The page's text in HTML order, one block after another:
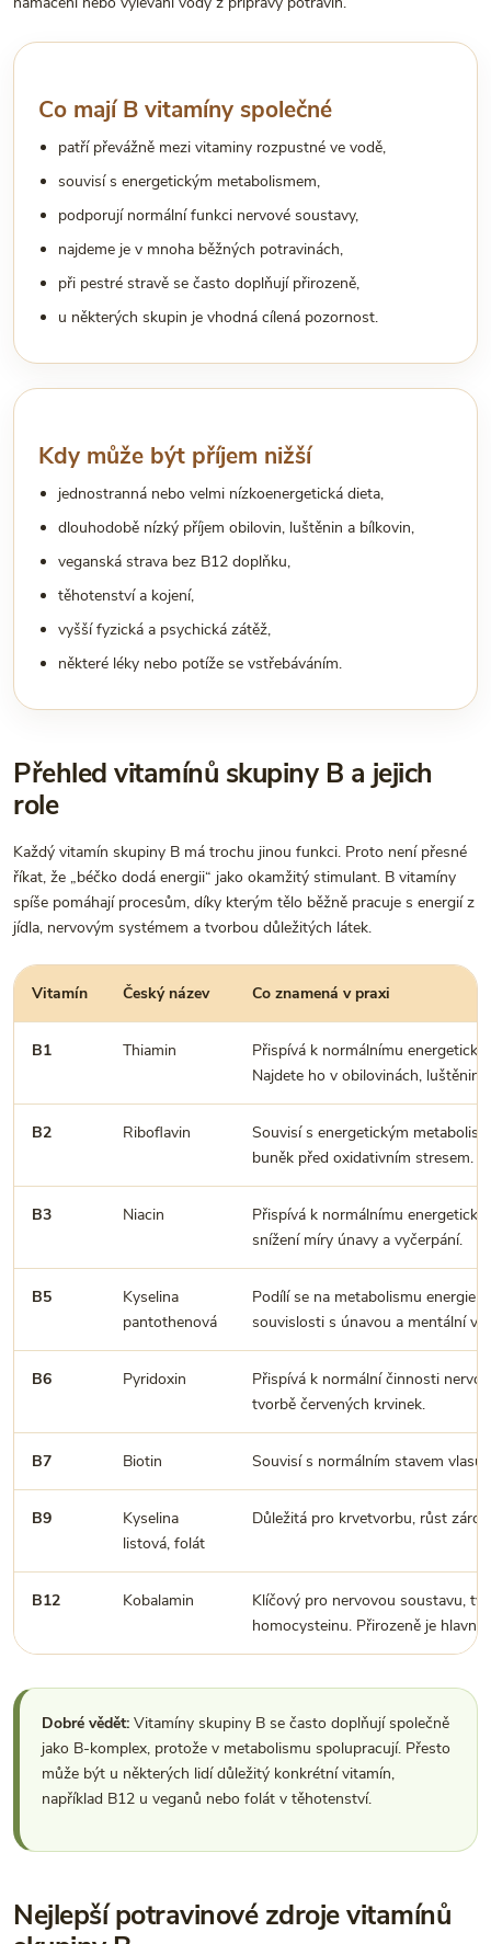
Co mají B vitamíny společné
patří převážně mezi vitaminy rozpustné ve vodě,
souvisí s energetickým metabolismem,
podporují normální funkci nervové soustavy,
najdeme je v mnoha běžných potravinách,
při pestré stravě se často doplňují přirozeně,
u některých skupin je vhodná cílená pozornost.
Kdy může být příjem nižší
jednostranná nebo velmi nízkoenergetická dieta,
dlouhodobě nízký příjem obilovin, luštěnin a bílkovin,
veganská strava bez B12 doplňku,
těhotenství a kojení,
vyšší fyzická a psychická zátěž,
některé léky nebo potíže se vstřebáváním.
Přehled vitamínů skupiny B a jejich
role
Každý vitamín skupiny B má trochu jinou funkci. Proto není přesné
říkat, že „béčko dodá energii“ jako okamžitý stimulant. B vitamíny
spíše pomáhají procesům, díky kterým tělo běžně pracuje s energií z
jídla, nervovým systémem a tvorbou důležitých látek.
Vitamín Český název Co znamená v praxi
B1 Thiamin
Přispívá k normálnímu
Najdete ho v obilovinách,
B2 Riboflavin
Souvisí s energetickým
buněk před oxidativním stresem.
B3 Niacin
Přispívá k normálnímu
snížení míry únavy a vyčerpání.
B5
Kyselina
pantothenová
Podílí se na metabolismu energie
souvislosti s únavou a mentální
B6 Pyridoxin
Přispívá k normální činnosti
tvorbě červených krvinek.
B7 Biotin Souvisí s normálním stavem
B9
Kyselina
listová, folát
Důležitá pro krvetvorbu, růst
B12 Kobalamin
Klíčový pro nervovou soustavu,
homocysteinu. Přirozeně je
Dobré vědět: Vitamíny skupiny B se často doplňují společně
jako B-komplex, protože v metabolismu spolupracují. Přesto
může být u některých lidí důležitý konkrétní vitamín,
například B12 u veganů nebo folát v těhotenství.
Nejlepší potravinové zdroje vitamínů